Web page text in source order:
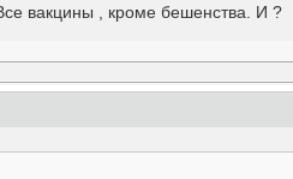
вакцины , кроме бешенства. И ?